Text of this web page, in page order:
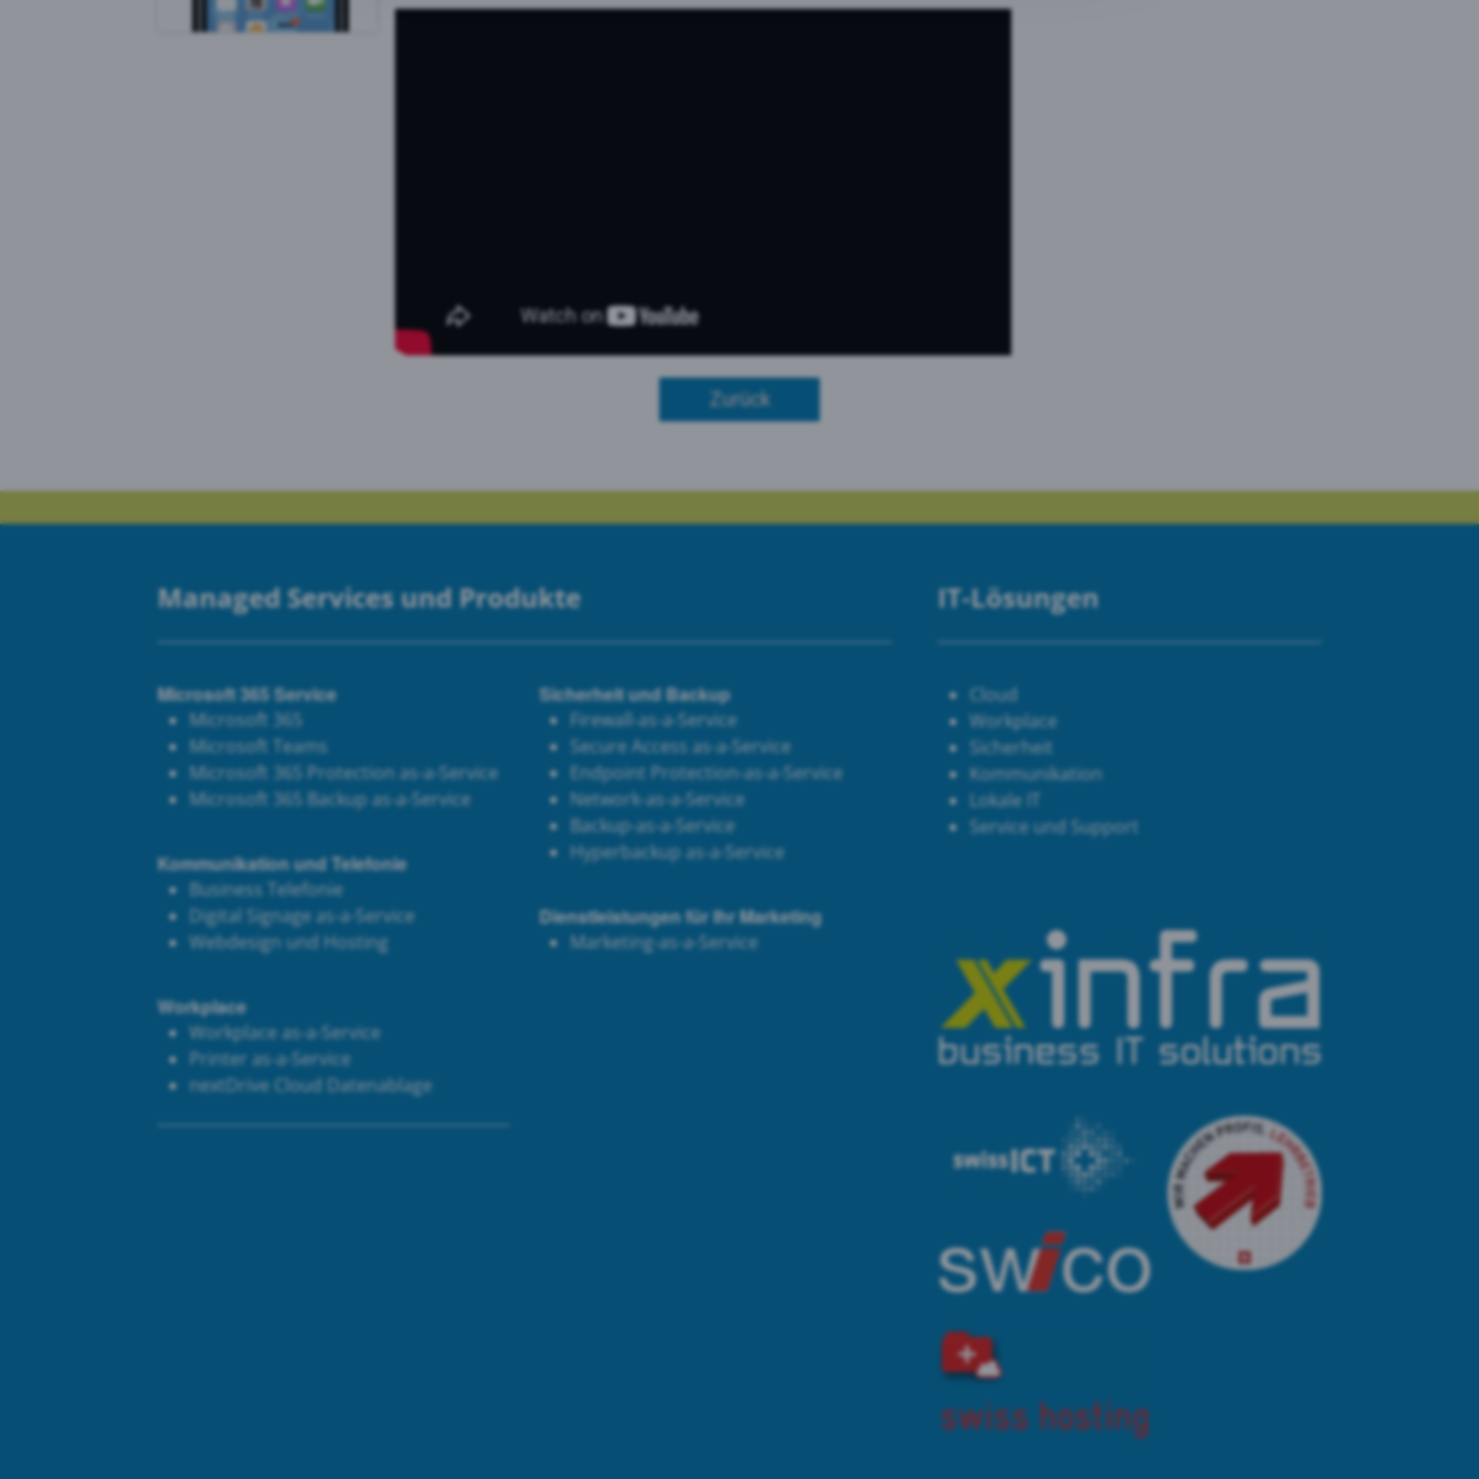
Zurück
Managed Services und Produkte
Microsoft 365 Service
Microsoft 365
Microsoft Teams
Microsoft 365 Protection as-a-Service
Microsoft 365 Backup as-a-Service
Kommunikation und Telefonie
Business Telefonie
Digital Signage as-a-Service
Webdesign und Hosting
Workplace
Workplace as-a-Service
Printer as-a-Service
nextDrive Cloud Datenablage
Sicherheit und Backup
Firewall-as-a-Service
Secure Access as-a-Service
Endpoint Protection-as-a-Service
Network-as-a-Service
Backup-as-a-Service
Hyperbackup as-a-Service
Dienstleistungen für Ihr Marketing
Marketing-as-a-Service
IT-Lösungen
Cloud
Workplace
Sicherheit
Kommunikation
Lokale IT
Service und Support